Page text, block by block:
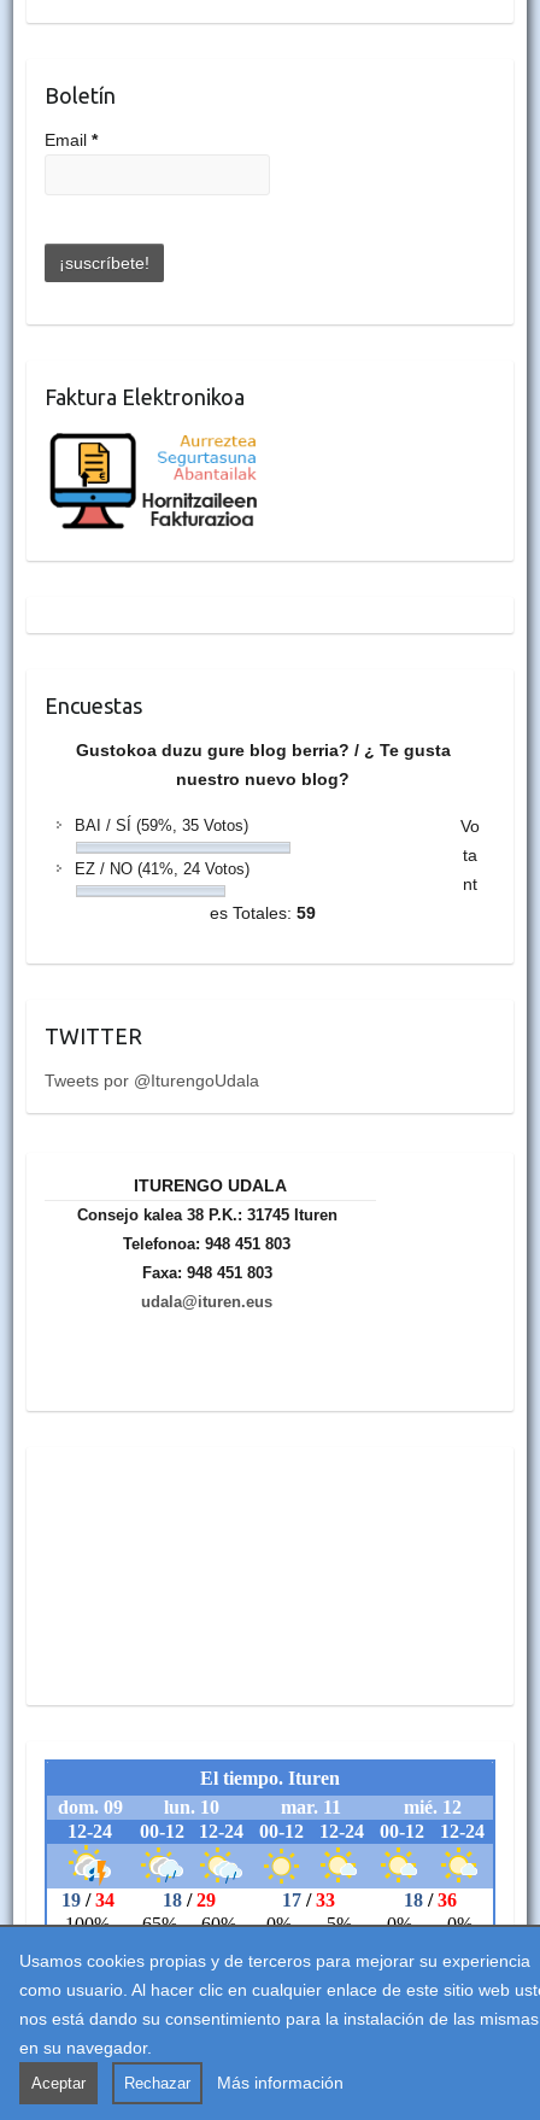
Usamos cookies propias y de terceros para mejorar su experiencia
como usuario. Al hacer clic en cualquier enlace de este sitio web
nos está dando su consentimiento para la instalación de las mismas
en su navegador.
Aceptar Rechazar Más información
Boletín
Email *
Faktura Elektronikoa
Encuestas
Gustokoa duzu gure blog berria? / ¿ Te gusta
nuestro nuevo blog?
BAI / SÍ (59%, 35 Votos)
EZ / NO (41%, 24 Votos)
Vo
ta
nt
es Totales:59
TWITTER
Tweets por @IturengoUdala
ITURENGO UDALA
Consejo kalea 38 P.K.: 31745 Ituren
Telefonoa: 948 451 803
Faxa: 948 451 803
udala@ituren.eus
Aviso legal Accesibilidad